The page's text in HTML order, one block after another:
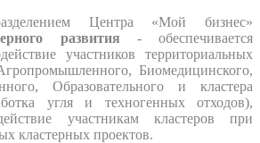
Центра «Мой бизнес»
развития - обеспечивается
участников территориальных
Биомедицинского,
Образовательного и кластера
угля и техногенных отходов),
участникам кластеров при
кластерных проектов.